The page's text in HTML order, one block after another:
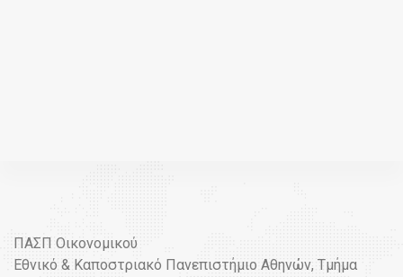
ΠΑΣΠ Οικονομικού
Εθνικό & Καποστριακό Πανεπιστήμιο Αθηνών, Τμήμα